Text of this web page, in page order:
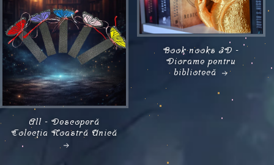
All - Descoperă
Colecția Noastră Unică
Book nooks 3D -
Diorame pentru
bibliotecă